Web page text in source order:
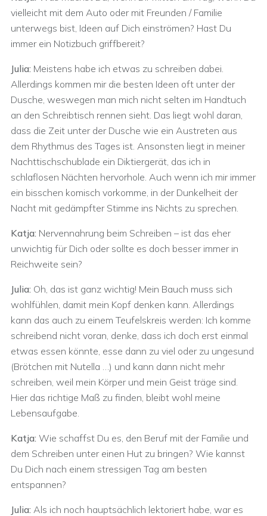
vielleicht mit dem Auto oder mit Freunden / Familie
unterwegs bist, Ideen auf Dich einströmen? Hast Du
immer ein Notizbuch griffbereit?
Julia: Meistens habe ich etwas zu schreiben dabei.
Allerdings kommen mir die besten Ideen oft unter der
Dusche, weswegen man mich nicht selten im Handtuch
an den Schreibtisch rennen sieht. Das liegt wohl daran,
dass die Zeit unter der Dusche wie ein Austreten aus
dem Rhythmus des Tages ist. Ansonsten liegt in meiner
Nachttischschublade ein Diktiergerät, das ich in
schlaflosen Nächten hervorhole. Auch wenn ich mir immer
ein bisschen komisch vorkomme, in der Dunkelheit der
Nacht mit gedämpfter Stimme ins Nichts zu sprechen.
Katja: Nervennahrung beim Schreiben – ist das eher
unwichtig für Dich oder sollte es doch besser immer in
Reichweite sein?
Julia: Oh, das ist ganz wichtig! Mein Bauch muss sich
wohlfühlen, damit mein Kopf denken kann. Allerdings
kann das auch zu einem Teufelskreis werden: Ich komme
schreibend nicht voran, denke, dass ich doch erst einmal
etwas essen könnte, esse dann zu viel oder zu ungesund
(Brötchen mit Nutella …) und kann dann nicht mehr
schreiben, weil mein Körper und mein Geist träge sind.
Hier das richtige Maß zu finden, bleibt wohl meine
Lebensaufgabe.
Katja: Wie schaffst Du es, den Beruf mit der Familie und
dem Schreiben unter einen Hut zu bringen? Wie kannst
Du Dich nach einem stressigen Tag am besten
entspannen?
Julia: Als ich noch hauptsächlich lektoriert habe, war es